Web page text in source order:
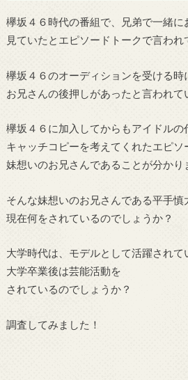
欅坂４６時代の番組で、兄弟で一緒に
見ていたとエピソードトークで言われ
欅坂４６のオーディションを受ける時
お兄さんの後押しがあったと言われて
欅坂４６に加入してからもアイドルの
キャッチコピーを考えてくれたエピソ
妹想いのお兄さんであることが分かり
そんな妹想いのお兄さんである平手慎
現在何をされているのでしょうか？
大学時代は、モデルとして活躍されて
大学卒業後は芸能活動を
されているのでしょうか？
調査してみました！